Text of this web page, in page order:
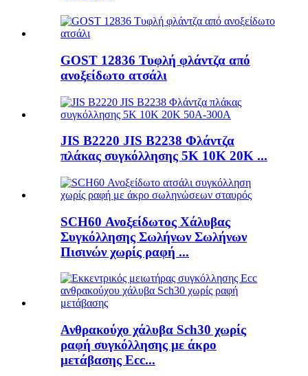
GOST 12836 Τυφλή φλάντζα από
ανοξείδωτο ατσάλι
JIS B2220 JIS B2238 Φλάντζα
πλάκας συγκόλλησης 5K 10K 20K ...
SCH60 Ανοξείδωτος Χάλυβας
Συγκόλλησης Σωλήνων Σωλήνων
Πισινών χωρίς ραφή ...
Ανθρακούχο χάλυβα Sch30 χωρίς
ραφή συγκόλλησης με άκρο
μετάβασης Ecc...